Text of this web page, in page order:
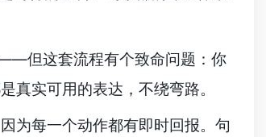
但这套流程有个致命问题：你
真实可用的表达，不绕弯路。
为每一个动作都有即时回报。句